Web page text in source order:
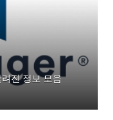
진 정보 모음